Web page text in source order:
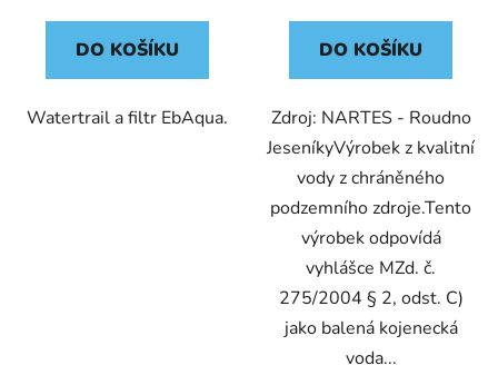
DO KOŠÍKU
Watertrail a filtr EbAqua.
DO KOŠÍKU
Zdroj: NARTES - Roudno
JeseníkyVýrobek z kvalitní
vody z chráněného
podzemního zdroje.Tento
výrobek odpovídá
vyhlášce MZd. č.
275/2004 § 2, odst. C)
jako balená kojenecká
voda...